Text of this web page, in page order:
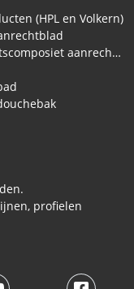
(HPL en Volkern)
Reparatie van Dekton, Silestone en kwartscomposiet aanrechtbladen
profielen